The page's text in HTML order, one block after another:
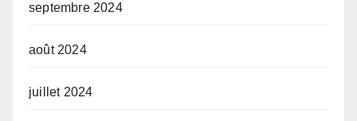
septembre 2024
août 2024
juillet 2024